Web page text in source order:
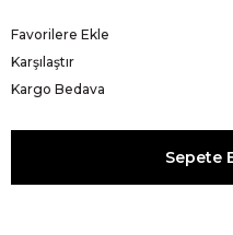
Favorilere Ekle
Karşılaştır
Kargo Bedava